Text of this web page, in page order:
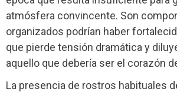
atmósfera convincente. Son
organizados podrían haber
que pierde tensión dramática y
aquello que debería ser el corazón
La presencia de rostros habituales